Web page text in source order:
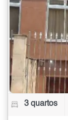
3 quartos